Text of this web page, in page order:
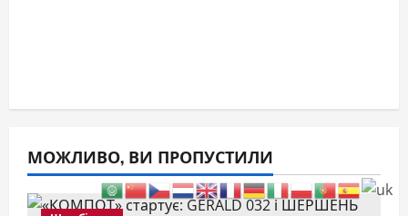
МОЖЛИВО, ВИ ПРОПУСТИЛИ